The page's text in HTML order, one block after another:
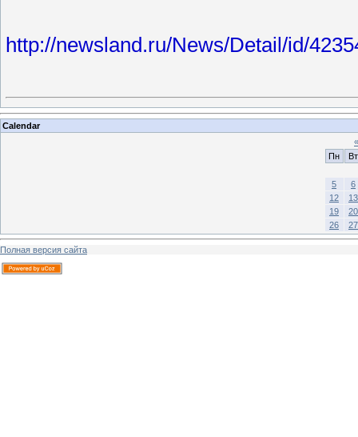
http://newsland.ru/News/Detail/id/
Calendar
«
Пн
Вт
5
6
12
13
19
20
26
27
Полная версия сайта